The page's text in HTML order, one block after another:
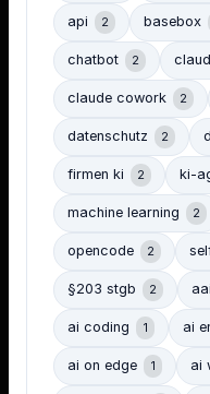
api 2 basebox
chatbot 2
claude cowork 2
datenschutz 2
firmen ki 2 ki-
machine learning 2
opencode 2
§203 stgb 2
ai coding 1 ai
ai on edge 1 ai